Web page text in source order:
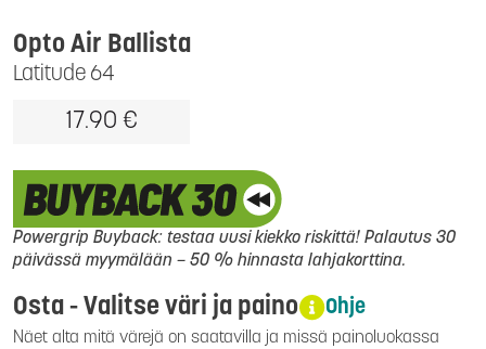
Latitude 64
Opto Air Ballista
17.90 €
Powergrip Buyback: testaa uusi kiekko riskittä! Palautus 30
päivässä myymälään – 50 % hinnasta lahjakorttina.
Osta - Valitse väri ja paino Ohje
Näet alta mitä värejä on saatavilla ja missä painoluokassa